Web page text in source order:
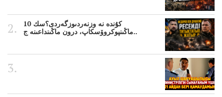
10 كۇندە نە وزنەردىوزگەردى؟سك
ماڭىنپوكروۆسكاپ، درون ماڭىنداعىنە ج..